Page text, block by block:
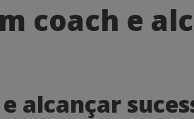
coach e
alcançar